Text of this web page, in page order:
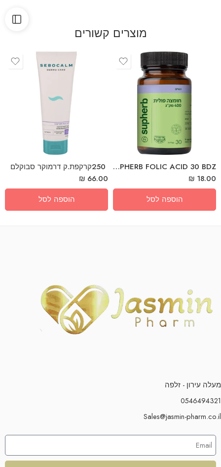
מוצרים קשורים
‎SUPHERB‎ ‎FOLIC‎ ‎ACID‎ ‎30‎ ‎BDZ
18.00
₪
הוספה לסל
‎250‎ ‎קרקפת‎.‎ק‎ ‎דרמוקר‎ ‎סבוקלם
66.00
₪
הוספה לסל
מעלה עירון - זלפה
0546494321
Sales@jasmin-pharm.co.il